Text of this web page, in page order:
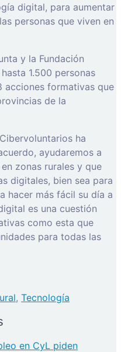
digital, para aumentar
personas que viven en
y la Fundación
1.500 personas
acciones formativas que
de la
ha
ayudaremos a
zonas rurales y que
digitales, bien sea para
hacer más fácil su día a
es una cuestión
como esta que
para todas las
, Tecnología
en CyL piden